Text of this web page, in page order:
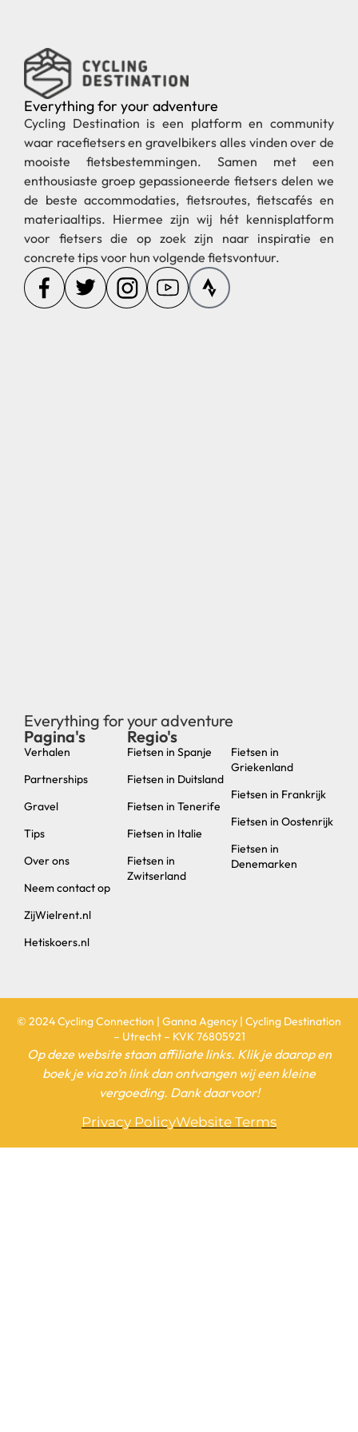
Everything for your adventure
Cycling Destination is een platform en community
waar racefietsers en gravelbikers alles vinden over de
mooiste fietsbestemmingen. Samen met een
enthousiaste groep gepassioneerde fietsers delen we
de beste accommodaties, fietsroutes, fietscafés en
materiaaltips. Hiermee zijn wij hét kennisplatform
voor fietsers die op zoek zijn naar inspiratie en
concrete tips voor hun volgende fietsvontuur.
Everything for your adventure
Pagina's
Verhalen
Partnerships
Gravel
Tips
Over ons
Neem contact op
ZijWielrent.nl
Hetiskoers.nl
Regio's
Fietsen in Spanje
Fietsen in Duitsland
Fietsen in Tenerife
Fietsen in Italie
Fietsen in
Zwitserland
Fietsen in
Griekenland
Fietsen in Frankrijk
Fietsen in Oostenrijk
Fietsen in
Denemarken
© 2024 Cycling Connection | Ganna Agency | Cycling Destination
– Utrecht – KVK 76805921
Op deze website staan affiliate links. Klik je daarop en
boek je via zo’n link dan ontvangen wij een kleine
vergoeding. Dank daarvoor!
Privacy PolicyWebsite Terms